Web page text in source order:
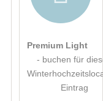
Premium Light
- buchen für
Eintrag